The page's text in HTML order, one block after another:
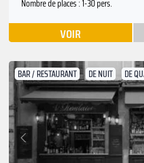
Nombre de places : 1-30 pers.
VOIR
BAR / RESTAURANT DE NUIT DE
Précédent